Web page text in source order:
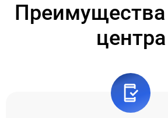
Преимущества
центра